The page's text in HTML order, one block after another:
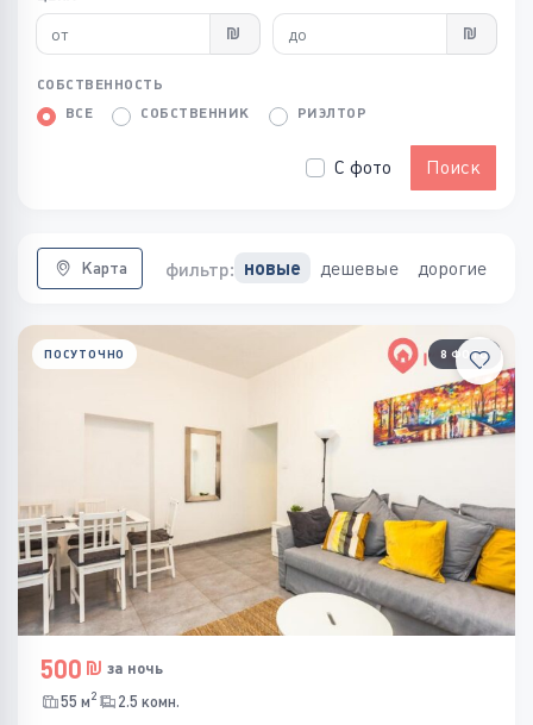
СОБСТВЕННОСТЬ
ВСЕ
СОБСТВЕННИК РИЭЛТОР
С фото Поиск
Карта фильтр: новые дешевые дорогие
8 ФОТО
ПОСУТОЧНО
500
за ночь
55 м2 2.5 комн.